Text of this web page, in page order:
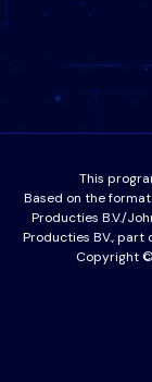
This
Based on the
Producties B.V./
Producties BV., part
Copyright ©